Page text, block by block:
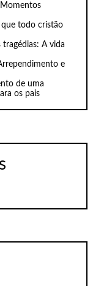
Momentos
que todo cristão
A vida
e
de uma
os pais